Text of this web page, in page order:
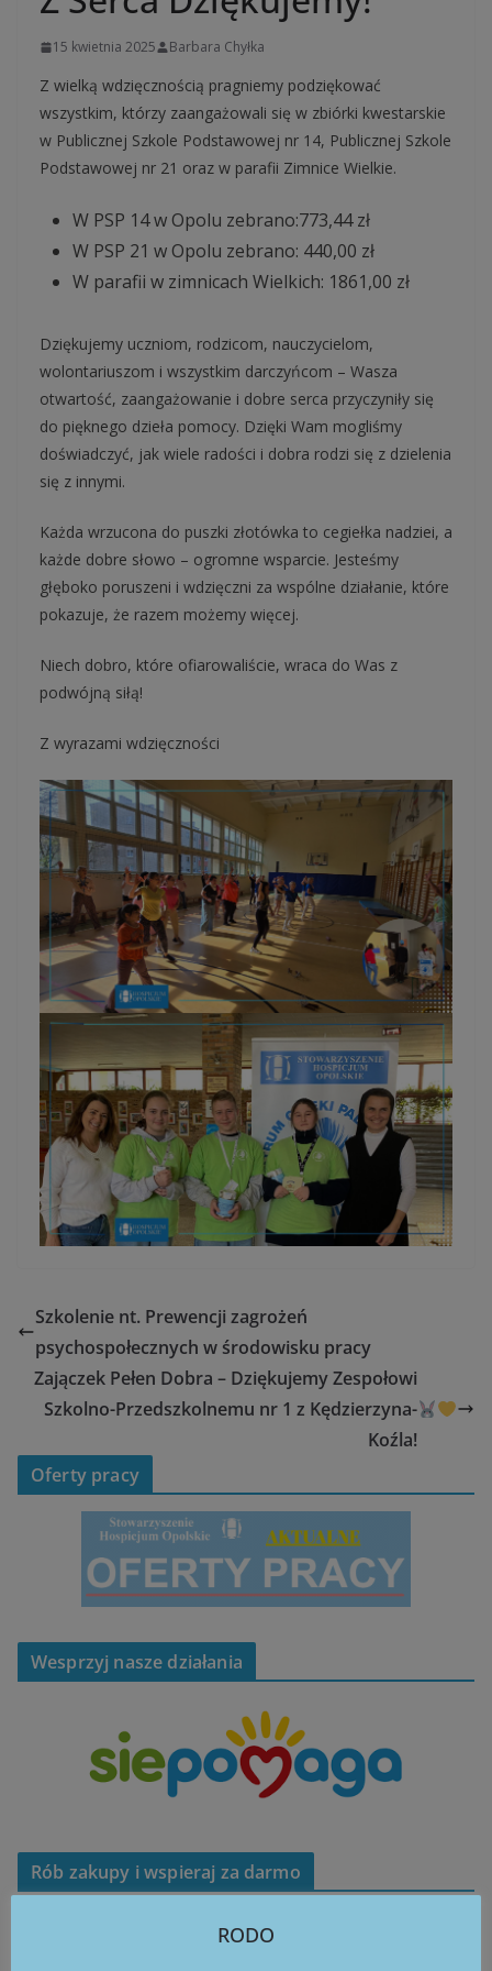
15 kwietnia 2025 Barbara Chyłka
Z wielką wdzięcznością pragniemy podziękować
wszystkim, którzy zaangażowali się w zbiórki kwestarskie
w Publicznej Szkole Podstawowej nr 14, Publicznej Szkole
Podstawowej nr 21 oraz w parafii Zimnice Wielkie.
W PSP 14 w Opolu zebrano:773,44 zł
W PSP 21 w Opolu zebrano: 440,00 zł
W parafii w zimnicach Wielkich: 1861,00 zł
Dziękujemy uczniom, rodzicom, nauczycielom,
wolontariuszom i wszystkim darczyńcom – Wasza
otwartość, zaangażowanie i dobre serca przyczyniły się
do pięknego dzieła pomocy. Dzięki Wam mogliśmy
doświadczyć, jak wiele radości i dobra rodzi się z dzielenia
się z innymi.
Każda wrzucona do puszki złotówka to cegiełka nadziei, a
każde dobre słowo – ogromne wsparcie. Jesteśmy
głęboko poruszeni i wdzięczni za wspólne działanie, które
pokazuje, że razem możemy więcej.
Niech dobro, które ofiarowaliście, wraca do Was z
podwójną siłą!
Z wyrazami wdzięczności
Szkolenie nt. Prewencji zagrożeń
psychospołecznych w środowisku pracy
Zajączek Pełen Dobra – Dziękujemy Zespołowi
Szkolno-Przedszkolnemu nr 1 z Kędzierzyna-
Koźla!
Oferty pracy
Wesprzyj nasze działania
Rób zakupy i wspieraj za darmo
RODO